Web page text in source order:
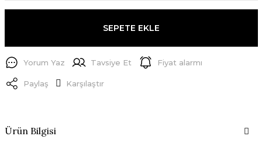
SEPETE EKLE
Yorum Yaz Tavsiye Et Fiyat alarmı
Paylaş Karşılaştır
Ürün Bilgisi